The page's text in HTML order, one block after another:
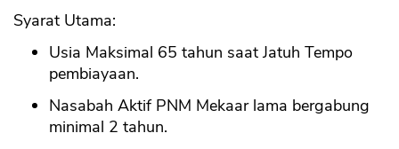
Syarat Utama:
Usia Maksimal 65 tahun saat Jatuh Tempo
pembiayaan.
Nasabah Aktif PNM Mekaar lama bergabung
minimal 2 tahun.